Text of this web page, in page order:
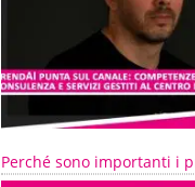
Perché sono importanti i